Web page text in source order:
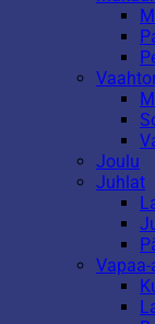
Joulu
Juhlat
Vapaa-